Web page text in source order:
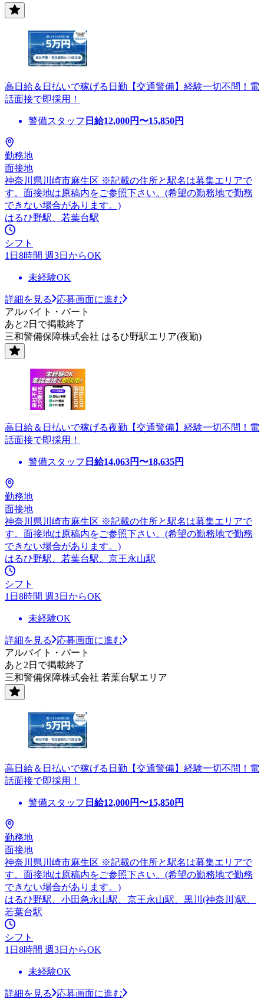
高日給＆日払いで稼げる日勤【交通警備】経験一切不問！電
話面接で即採用！
警備スタッフ 日給12,000円〜15,850円
勤務地
面接地
神奈川県川崎市麻生区 ※記載の住所と駅名は募集エリアで
す。面接地は原稿内をご参照下さい。(希望の勤務地で勤務
できない場合があります。)
はるひ野駅、若葉台駅
シフト
1日8時間 週3日からOK
未経験OK
詳細を見る
応募画面に進む
アルバイト・パート
あと2日で掲載終了
三和警備保障株式会社 はるひ野駅エリア(夜勤)
高日給＆日払いで稼げる夜勤【交通警備】経験一切不問！電
話面接で即採用！
警備スタッフ 日給14,063円〜18,635円
勤務地
面接地
神奈川県川崎市麻生区 ※記載の住所と駅名は募集エリアで
す。面接地は原稿内をご参照下さい。(希望の勤務地で勤務
できない場合があります。)
はるひ野駅、若葉台駅、京王永山駅
シフト
1日8時間 週3日からOK
未経験OK
詳細を見る
応募画面に進む
アルバイト・パート
あと2日で掲載終了
三和警備保障株式会社 若葉台駅エリア
高日給＆日払いで稼げる日勤【交通警備】経験一切不問！電
話面接で即採用！
警備スタッフ 日給12,000円〜15,850円
勤務地
面接地
神奈川県川崎市麻生区 ※記載の住所と駅名は募集エリアで
す。面接地は原稿内をご参照下さい。(希望の勤務地で勤務
できない場合があります。)
はるひ野駅、小田急永山駅、京王永山駅、黒川(神奈川)駅、
若葉台駅
シフト
1日8時間 週3日からOK
未経験OK
詳細を見る
応募画面に進む